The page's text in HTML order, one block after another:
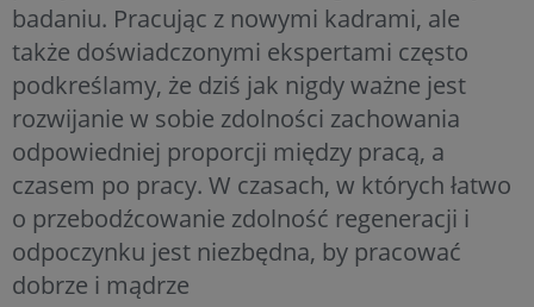
badaniu. Pracując z nowymi kadrami, ale
także doświadczonymi ekspertami często
podkreślamy, że dziś jak nigdy ważne jest
rozwijanie w sobie zdolności zachowania
odpowiedniej proporcji między pracą, a
czasem po pracy. W czasach, w których łatwo
o przebodźcowanie zdolność regeneracji i
odpoczynku jest niezbędna, by pracować
dobrze i mądrze